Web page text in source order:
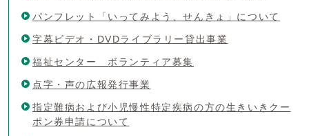
パンフレット「いってみよう、せんきょ」について
字幕ビデオ・DVDライブラリー貸出事業
福祉センター ボランティア募集
点字・声の広報発行事業
指定難病および小児慢性特定疾病の方の生きいきクー
ポン券申請について